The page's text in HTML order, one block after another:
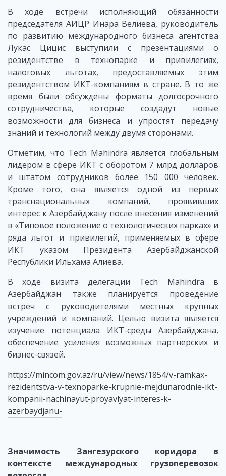
В ходе встречи исполняющий обязанности
председателя АИЦР Инара Велиева, руководитель
по развитию международного бизнеса агентства
Лукас Цицис выступили с презентациями о
резидентстве в технопарке и привилегиях,
налоговых льготах, предоставляемых этим
резидентством ИКТ-компаниям в стране. В то же
время были обсуждены форматы долгосрочного
сотрудничества, которые создадут новые
возможности для бизнеса и упростят передачу
знаний и технологий между двумя сторонами.
Отметим, что Tech Mahindra является глобальным
лидером в сфере ИКТ с оборотом 7 млрд долларов
и штатом сотрудников более 150 000 человек.
Кроме того, она является одной из первых
транснациональных компаний, проявивших
интерес к Азербайджану после внесения изменений
в «Типовое положение о технологических парках» и
ряда льгот и привилегий, применяемых в сфере
ИКТ указом Президента Азербайджанской
Республики Ильхама Алиева.
В ходе визита делегации Tech Mahindra в
Азербайджан также планируется проведение
встреч с руководителями местных крупных
учреждений и компаний. Целью визита является
изучение потенциала ИКТ-среды Азербайджана,
обеспечение усиления возможных партнерских и
бизнес-связей.
https://mincom.gov.az/ru/view/news/1854/v-ramkax-
rezidentstva-v-texnoparke-krupnie-mejdunarodnie-ikt-
kompanii-nachinayut-proyavlyat-interes-k-
azerbaydjanu-
Значимость Зангезурского коридора в
контексте международных грузоперевозок